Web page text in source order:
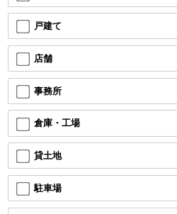
戸建て
店舗
事務所
倉庫・工場
貸土地
駐車場